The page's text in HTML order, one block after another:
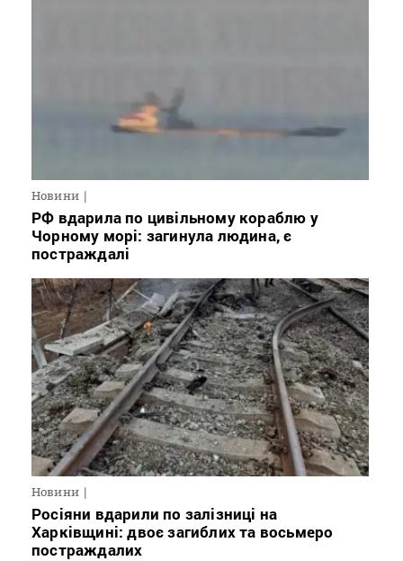
Новини
РФ вдарила по цивільному кораблю у
Чорному морі: загинула людина, є
постраждалі
Новини
Росіяни вдарили по залізниці на
Харківщині: двоє загиблих та восьмеро
постраждалих